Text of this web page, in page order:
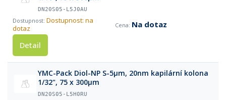
DN20S05-L5J0AU
Dostupnost: na
dotaz
Na dotaz
Detail
YMC-Pack Diol-NP S-5µm, 20nm kapilární kolona
1/32", 75 x 300µm
DN20S05-L5H0RU